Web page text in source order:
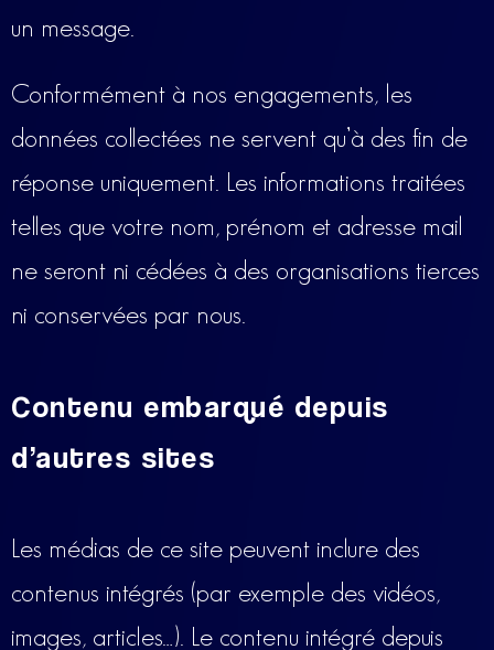
un message.
Conformément à nos engagements, les
données collectées ne servent qu’à des fin de
réponse uniquement. Les informations traitées
telles que votre nom, prénom et adresse mail
ne seront ni cédées à des organisations tierces
ni conservées par nous.
Contenu embarqué depuis
d’autres sites
Les médias de ce site peuvent inclure des
contenus intégrés (par exemple des vidéos,
images, articles…). Le contenu intégré depuis